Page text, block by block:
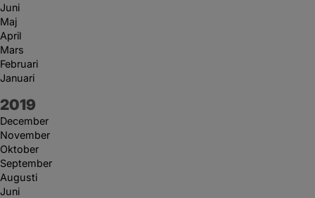
Juni
Maj
April
Mars
Februari
Januari
År:
2019
December
November
Oktober
September
Augusti
Juni